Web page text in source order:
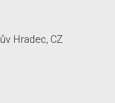
Hradec, CZ